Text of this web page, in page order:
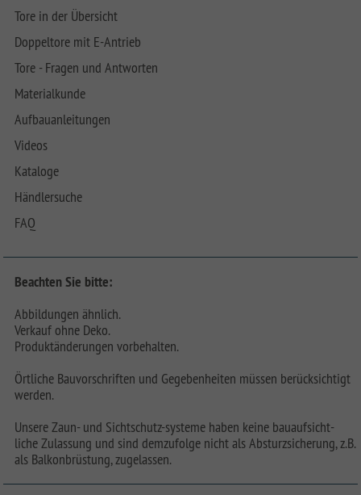
Tore in der Übersicht
Doppeltore mit E-Antrieb
Tore - Fragen und Antworten
Materialkunde
Aufbauanleitungen
Videos
Kataloge
Händlersuche
FAQ
Beachten Sie bitte:
Abbildungen ähnlich.
Verkauf ohne Deko.
Produktänderungen vorbehalten.
Örtliche Bauvorschriften und Gegebenheiten müssen berücksichtigt
werden.
Unsere Zaun- und Sichtschutz-systeme haben keine bauaufsicht-
liche Zulassung und sind demzufolge nicht als Absturzsicherung, z.B.
als Balkonbrüstung, zugelassen.